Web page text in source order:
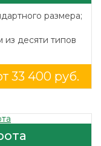
размера;
десяти типов
33 400 руб.